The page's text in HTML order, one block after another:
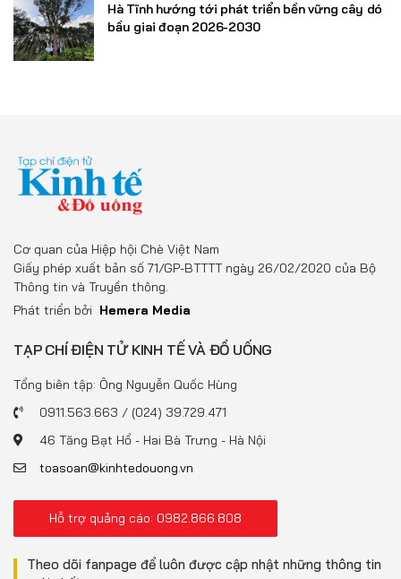
Hà Tĩnh hướng tới phát triển bền vững cây dó
bầu giai đoạn 2026-2030
Cơ quan của Hiệp hội Chè Việt Nam
Giấy phép xuất bản số 71/GP-BTTTT ngày 26/02/2020 của Bộ
Thông tin và Truyền thông.
Phát triển bởi Hemera Media
TẠP CHÍ ĐIỆN TỬ KINH TẾ VÀ ĐỒ UỐNG
Tổng biên tập: Ông Nguyễn Quốc Hùng
0911.563.663 / (024) 39.729.471
46 Tăng Bạt Hổ - Hai Bà Trưng - Hà Nội
toasoan@kinhtedouong.vn
Hỗ trợ quảng cáo: 0982.866.808
Theo dõi fanpage để luôn được cập nhật những thông tin